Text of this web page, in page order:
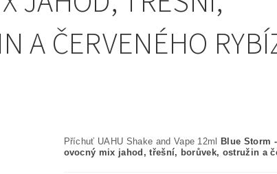
A ČERVENÉHO
Příchuť UAHU Shake and Vape 12ml
Blue Storm
ovocný mix jahod, třešní, borůvek, ostružin a